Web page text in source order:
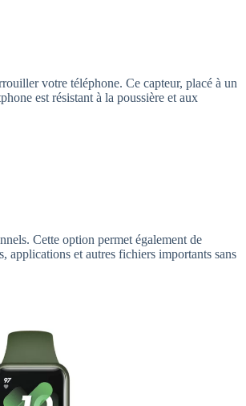
votre téléphone. Ce capteur, placé à un
est résistant à la poussière et aux
Cette option permet également de
applications et autres fichiers importants sans